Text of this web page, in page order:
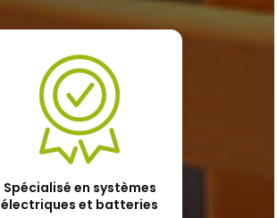
Spécialisé en systèmes
électriques et batteries